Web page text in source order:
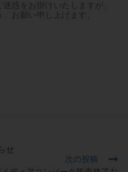
惑をお掛けいたしますが、
お願い申し上げます。
せ
次の投稿